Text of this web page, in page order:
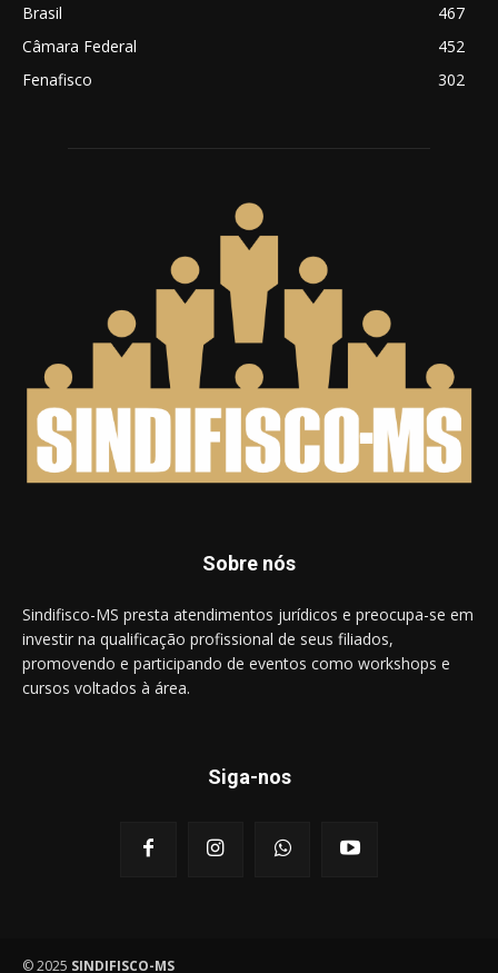
Brasil
467
Câmara Federal
452
Fenafisco
302
Sobre nós
Sindifisco-MS presta atendimentos jurídicos e preocupa-se em
investir na qualificação profissional de seus filiados,
promovendo e participando de eventos como workshops e
cursos voltados à área.
Siga-nos
© 2025 SINDIFISCO-MS